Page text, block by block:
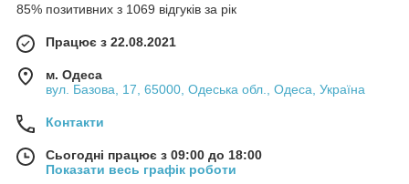
85% позитивних з 1069 відгуків за рік
Працює з 22.08.2021
м. Одеса
вул. Базова, 17, 65000, Одеська обл., Одеса, Україна
Контакти
Сьогодні працює з 09:00 до 18:00
Показати весь графік роботи